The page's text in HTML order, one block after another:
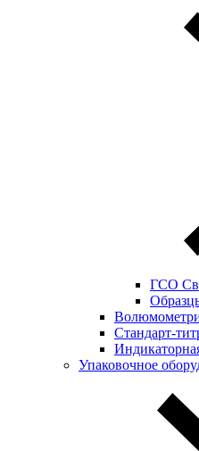
ГСО
Стандарт-
Упаковочное